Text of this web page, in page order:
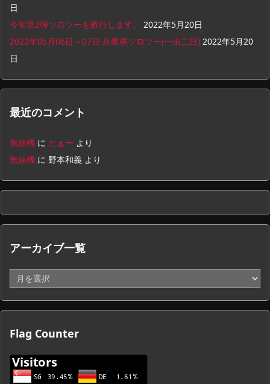
日
今年第2弾ソロツーを敢行します。
2022年5月20日
2022年05月06日～07日 兵庫県ソロツー(一泊二日) 2022年5月20
日
最近のコメント
無線機 に たぁー より
無線機 に 野本和義 より
アーカイブ一覧
ー
カ
イ
一
Flag Counter